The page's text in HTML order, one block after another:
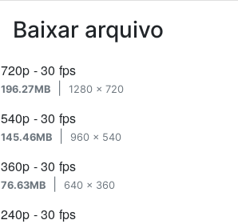
Baixar arquivo
720p - 30 fps
196.27MB 1280 x 720
540p - 30 fps
145.46MB 960 x 540
360p - 30 fps
76.63MB 640 x 360
240p - 30 fps